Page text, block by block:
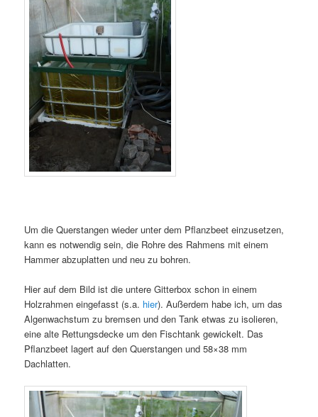
Um die Querstangen wieder unter dem Pflanzbeet einzusetzen,
kann es notwendig sein, die Rohre des Rahmens mit einem
Hammer abzuplatten und neu zu bohren.
Hier auf dem Bild ist die untere Gitterbox schon in einem
Holzrahmen eingefasst (s.a. hier). Außerdem habe ich, um das
Algenwachstum zu bremsen und den Tank etwas zu isolieren,
eine alte Rettungsdecke um den Fischtank gewickelt. Das
Pflanzbeet lagert auf den Querstangen und 58×38 mm
Dachlatten.